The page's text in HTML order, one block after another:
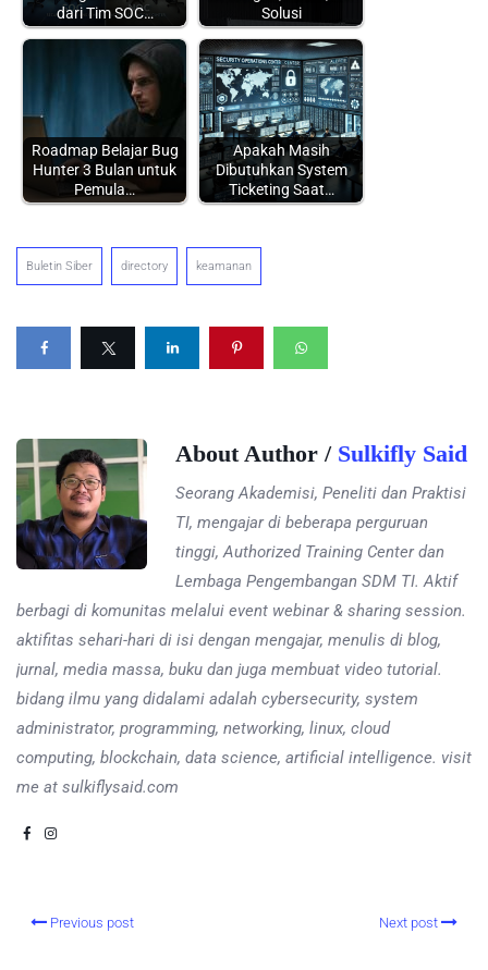
dari Tim SOC…
Solusi
Roadmap Belajar Bug
Hunter 3 Bulan untuk
Pemula…
Apakah Masih
Dibutuhkan System
Ticketing Saat…
Buletin Siber directory keamanan
About Author / Sulkifly Said
Seorang Akademisi, Peneliti dan Praktisi
TI, mengajar di beberapa perguruan
tinggi, Authorized Training Center dan
Lembaga Pengembangan SDM TI. Aktif
berbagi di komunitas melalui event webinar & sharing session.
aktifitas sehari-hari di isi dengan mengajar, menulis di blog,
jurnal, media massa, buku dan juga membuat video tutorial.
bidang ilmu yang didalami adalah cybersecurity, system
administrator, programming, networking, linux, cloud
computing, blockchain, data science, artificial intelligence. visit
me at sulkiflysaid.com
Previous post Next post